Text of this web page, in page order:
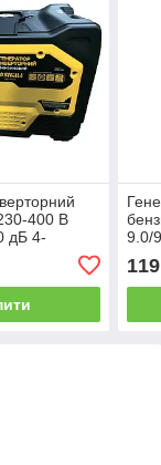
400 В
дБ 4-
9.0/